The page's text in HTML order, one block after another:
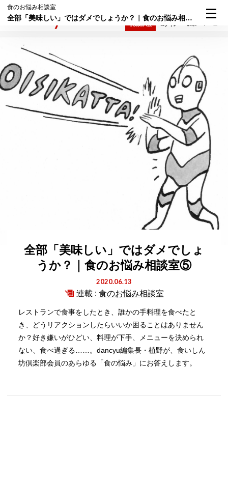
食のお悩み相談室
全部「美味しい」ではダメでしょうか？｜食のお悩み相談室⑤
全部「美味しい」ではダメでしょ
うか？｜食のお悩み相談室⑤
2020.06.13
連載 : 食のお悩み相談室
レストランで食事をしたとき、誰かの手料理を食べたと
き、どうリアクションしたらいいか困ることはありません
か？好き嫌いがひどい、料理が下手、メニューを決められ
ない、食べ過ぎる……。dancyu編集長・植野が、食いしん
坊倶楽部会員のあらゆる「食の悩み」にお答えします。